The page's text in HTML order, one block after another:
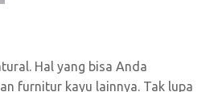
Hal yang bisa Anda
furnitur kayu lainnya. Tak lupa